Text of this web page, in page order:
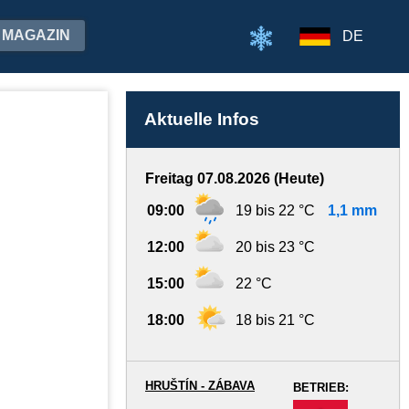
MAGAZIN DE
Aktuelle Infos
Freitag 07.08.2026 (Heute)
09:00 19 bis 22 °C 1,1 mm
12:00 20 bis 23 °C
15:00 22 °C
18:00 18 bis 21 °C
BETRIEB:
HRUŠTÍN - ZÁBAVA